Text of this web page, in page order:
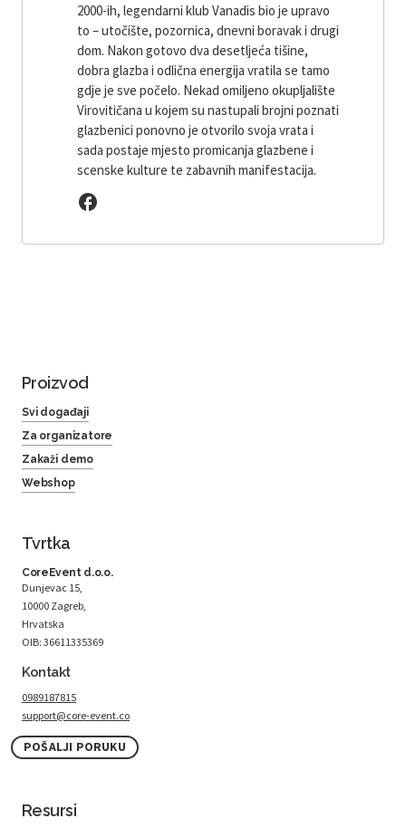
2000-ih, legendarni klub Vanadis bio je upravo
to – utočište, pozornica, dnevni boravak i drugi
dom. Nakon gotovo dva desetljeća tišine,
dobra glazba i odlična energija vratila se tamo
gdje je sve počelo. Nekad omiljeno okupljalište
Virovitičana u kojem su nastupali brojni poznati
glazbenici ponovno je otvorilo svoja vrata i
sada postaje mjesto promicanja glazbene i
scenske kulture te zabavnih manifestacija.
Proizvod
Svi događaji
Za organizatore
Zakaži demo
Webshop
Tvrtka
CoreEvent d.o.o.
Dunjevac 15,
10000 Zagreb,
Hrvatska
OIB: 36611335369
Kontakt
0989187815
support@core-event.co
POŠALJI PORUKU
Resursi